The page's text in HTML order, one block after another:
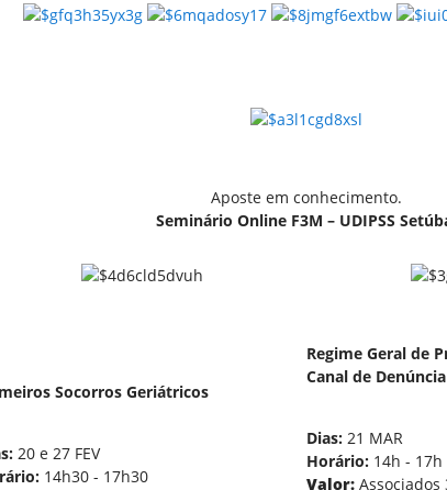
Aposte em conhecimento.
Seminário Online F3M – UDIPSS
Socorros Geriátricos
20 e 27 FEV
14h30 - 17h30
Regime Geral de
Canal de Denúncia
Dias: 21 MAR
Horário: 14h - 17h
Valor: Associados